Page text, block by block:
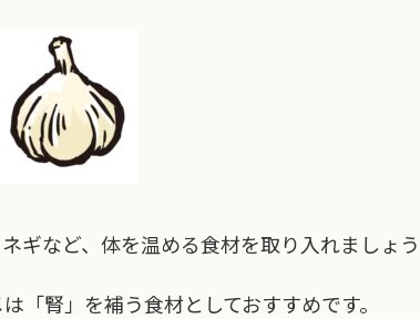
ギなど、体を温める食材を取り入れましょう
「腎」を補う食材としておすすめです。